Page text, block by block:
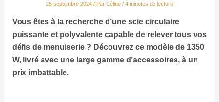
25 septembre 2024 / Par Céline / 4 minutes de lecture
Vous êtes à la recherche d’une scie circulaire
puissante et polyvalente capable de relever tous vos
défis de menuiserie ? Découvrez ce modèle de 1350
W, livré avec une large gamme d’accessoires, à un
prix imbattable.